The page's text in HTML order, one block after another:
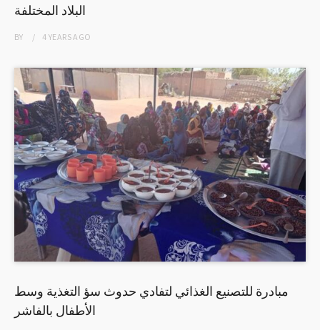
البلاد المختلفة
BY 4 YEARSAGO
مبادرة للتصنيع الغذائي لتفادي حدوث سؤ التغذية وسط
الأطفال بالفاشر